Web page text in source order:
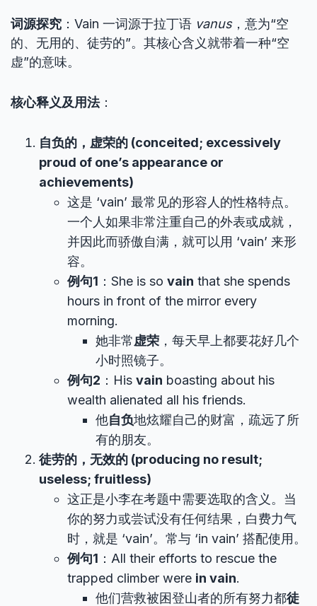
词源探究 ：Vain 一词源于拉丁语 vanus，意为“空
的、无用的、徒劳的”。其核心含义就带着一种“空
虚”的意味。
核心释义及用法：
自负的，虚荣的 (conceited; excessively
proud of one’s appearance or
achievements)
这是 ‘vain’ 最常见的形容人的性格特点。
一个人如果非常注重自己的外表或成就，
并因此而骄傲自满，就可以用 ‘vain’ 来形
容。
例句1 ：She is so vain that she spends
hours in front of the mirror every
morning.
她非常虚荣 ，每天早上都要花好几个
小时照镜子。
例句2 ：His vain boasting about his
wealth alienated all his friends.
他自负地炫耀自己的财富，疏远了所
有的朋友。
徒劳的，无效的 (producing no result;
useless; fruitless)
这正是小李在考题中需要选取的含义。当
你的努力或尝试没有任何结果，白费力气
时，就是 ‘vain’。常与 ‘in vain’ 搭配使用。
例句1 ：All their efforts to rescue the
trapped climber were in vain.
他们营救被困登山者的所有努力都徒